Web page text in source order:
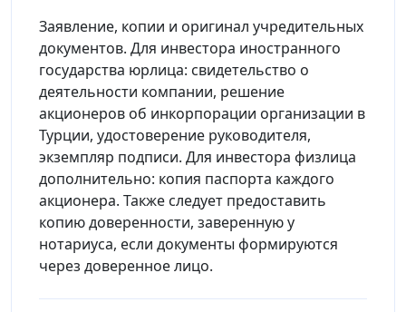
Заявление, копии и оригинал учредительных
документов. Для инвестора иностранного
государства юрлица: свидетельство о
деятельности компании, решение
акционеров об инкорпорации организации в
Турции, удостоверение руководителя,
экземпляр подписи. Для инвестора физлица
дополнительно: копия паспорта каждого
акционера. Также следует предоставить
копию доверенности, заверенную у
нотариуса, если документы формируются
через доверенное лицо.